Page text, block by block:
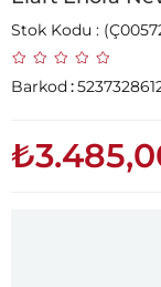
Stok Kodu
Barkod: